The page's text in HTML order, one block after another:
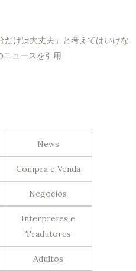
けは大丈夫」と考えてはいけな
ュースを引用
News
Compra e Venda
Negocios
Interpretes e
Tradutores
Adultos